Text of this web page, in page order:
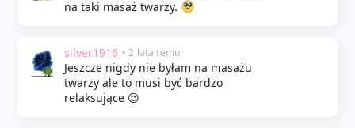
na taki masaż twarzy.
silver1916 • 2 lata temu
Jeszcze nigdy nie byłam na masażu
twarzy ale to musi być bardzo
relaksujące 😍